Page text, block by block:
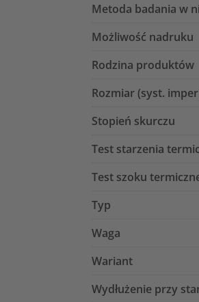
Metoda badania w
Możliwość nadruku
Rodzina produktów
Rozmiar (syst.
Stopień skurczu
Test starzenia
Test szoku
Typ
Waga
Wariant
Wydłużenie przy